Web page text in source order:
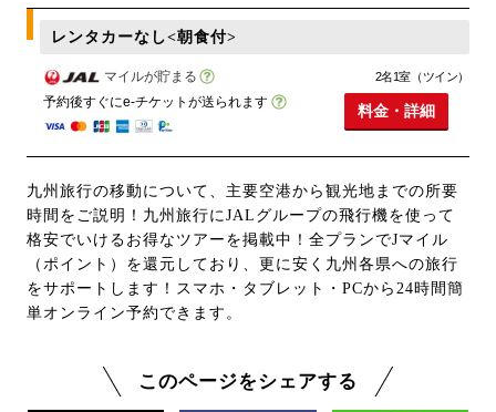
レンタカーなし<朝食付>
マイルが貯まる
予約後すぐにe-チケットが送られます
2名1室（ツイン）
料金・詳細
九州旅行の移動について、主要空港から観光地までの所要
時間をご説明！九州旅行にJALグループの飛行機を使って
格安でいけるお得なツアーを掲載中！全プランでJマイル
（ポイント）を還元しており、更に安く九州各県への旅行
をサポートします！スマホ・タブレット・PCから24時間簡
単オンライン予約できます。
このページをシェアする